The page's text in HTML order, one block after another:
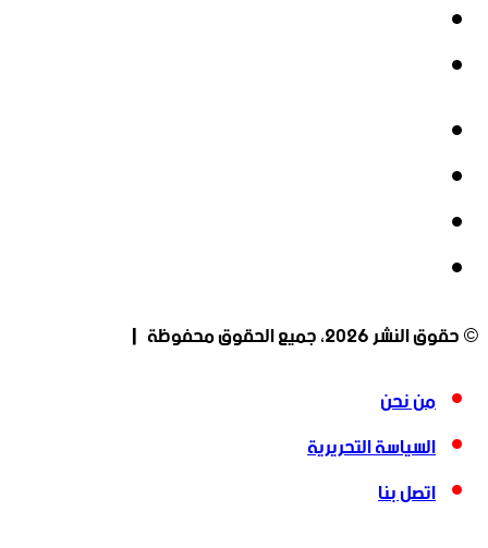
© حقوق النشر 2026، جميع الحقوق محفوظة |
من نحن
السياسة التحريرية
اتصل بنا